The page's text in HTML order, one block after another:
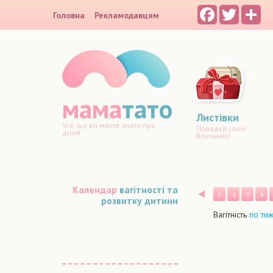
Головна Рекламодавцям FacebookTwitter
маматато
Усе, що ви маєте знати про
дітей
Листівки
Порадуй своїх
близьких!
Календар вагітності та
розвитку дитини
Назад
1 2 3 4
Вагітність по